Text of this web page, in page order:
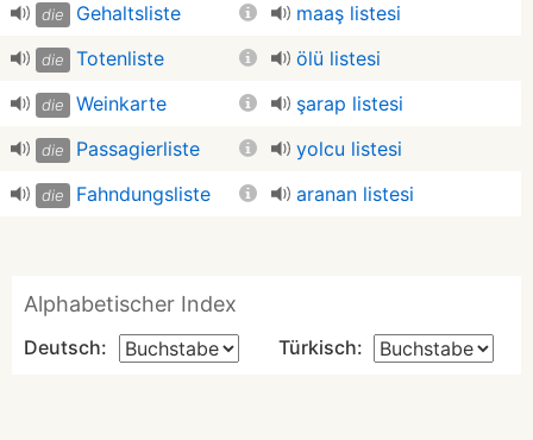
die Gehaltsliste maaş listesi
die Totenliste ölü listesi
die Weinkarte şarap listesi
die Passagierliste yolcu listesi
die Fahndungsliste aranan listesi
Alphabetischer Index
Deutsch: Türkisch: